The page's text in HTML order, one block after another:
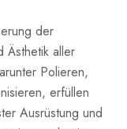
der
Ästhetik aller
Polieren,
erfüllen
Ausrüstung und